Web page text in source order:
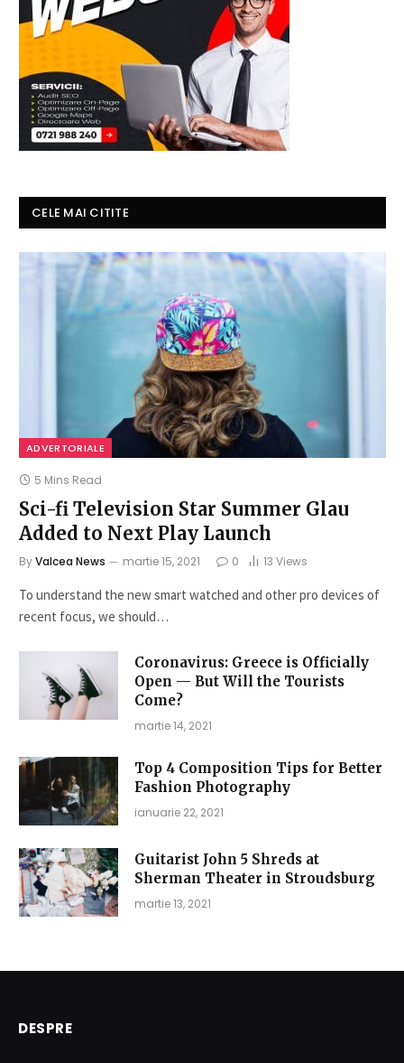
CELE MAI CITITE
ADVERTORIALE
5 Mins Read
Sci-fi Television Star Summer Glau
Added to Next Play Launch
ByValcea News martie 15, 2021 0 13 Views
To understand the new smart watched and other pro devices of
recent focus, we should…
Coronavirus: Greece is Officially
Open — But Will the Tourists
Come?
martie 14, 2021
Top 4 Composition Tips for Better
Fashion Photography
ianuarie 22, 2021
Guitarist John 5 Shreds at
Sherman Theater in Stroudsburg
martie 13, 2021
DESPRE